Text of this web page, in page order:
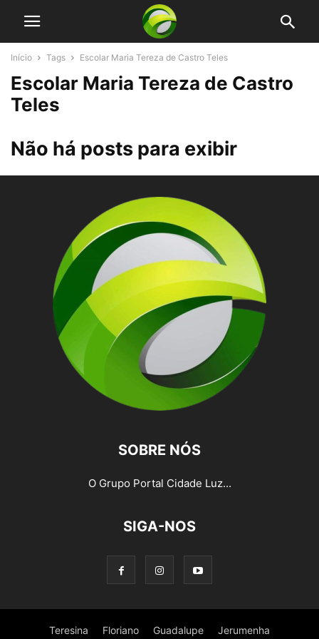
Início Tags Escolar Maria Tereza de Castro Teles
Escolar Maria Tereza de Castro
Teles
Não há posts para exibir
SOBRE NÓS
O Grupo Portal Cidade Luz...
SIGA-NOS
Teresina Floriano Guadalupe Jerumenha